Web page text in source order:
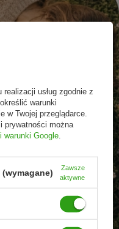
usług zgodnie z
warunki
w Twojej przeglądarce.
prywatności można
warunki Google
Zawsze
aktywne